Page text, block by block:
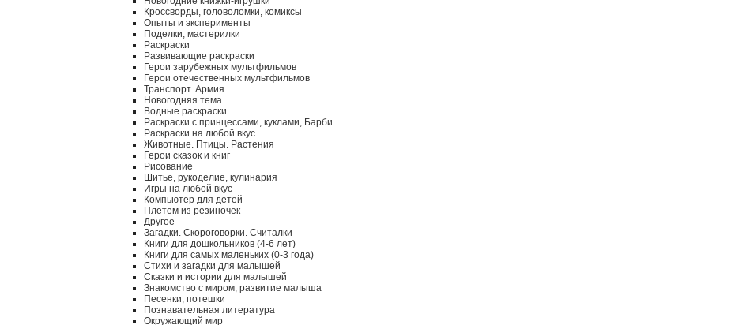
Кроссворды, головоломки, комиксы
Опыты и эксперименты
Поделки, мастерилки
Раскраски
Развивающие раскраски
Герои зарубежных мультфильмов
Герои отечественных мультфильмов
Транспорт. Армия
Новогодняя тема
Водные раскраски
Раскраски с принцессами, куклами, Барби
Раскраски на любой вкус
Животные. Птицы. Растения
Герои сказок и книг
Рисование
Шитье, рукоделие, кулинария
Игры на любой вкус
Компьютер для детей
Плетем из резиночек
Другое
Загадки. Скороговорки. Считалки
Книги для дошкольников (4-6 лет)
Книги для самых маленьких (0-3 года)
Стихи и загадки для малышей
Сказки и истории для малышей
Знакомство с миром, развитие малыша
Песенки, потешки
Познавательная литература
Окружающий мир